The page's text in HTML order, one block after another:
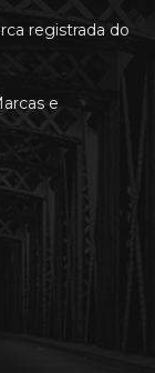
registrada do
e